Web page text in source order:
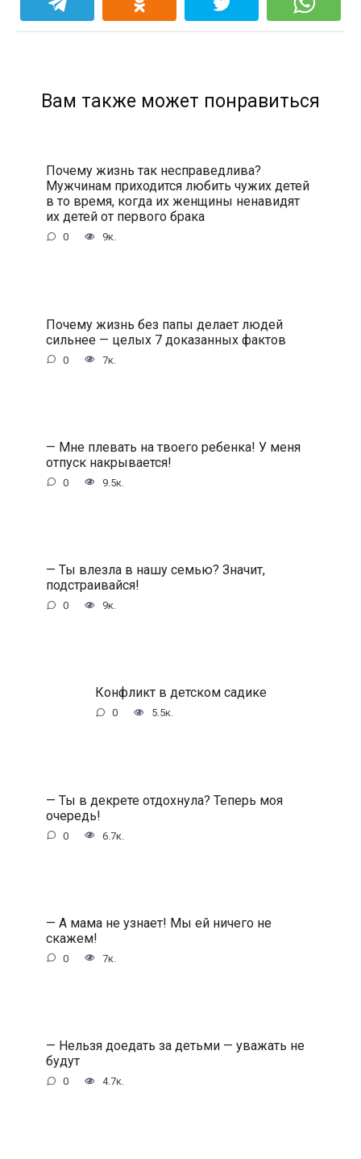
Вам также может понравиться
Почему жизнь так несправедлива?
Мужчинам приходится любить чужих детей
в то время, когда их женщины ненавидят
их детей от первого брака
0 9к.
Почему жизнь без папы делает людей
сильнее — целых 7 доказанных фактов
0 7к.
— Мне плевать на твоего ребенка! У меня
отпуск накрывается!
0 9.5к.
— Ты влезла в нашу семью? Значит,
подстраивайся!
0 9к.
Конфликт в детском садике
0 5.5к.
— Ты в декрете отдохнула? Теперь моя
очередь!
0 6.7к.
— А мама не узнает! Мы ей ничего не
скажем!
0 7к.
— Нельзя доедать за детьми — уважать не
будут
0 4.7к.